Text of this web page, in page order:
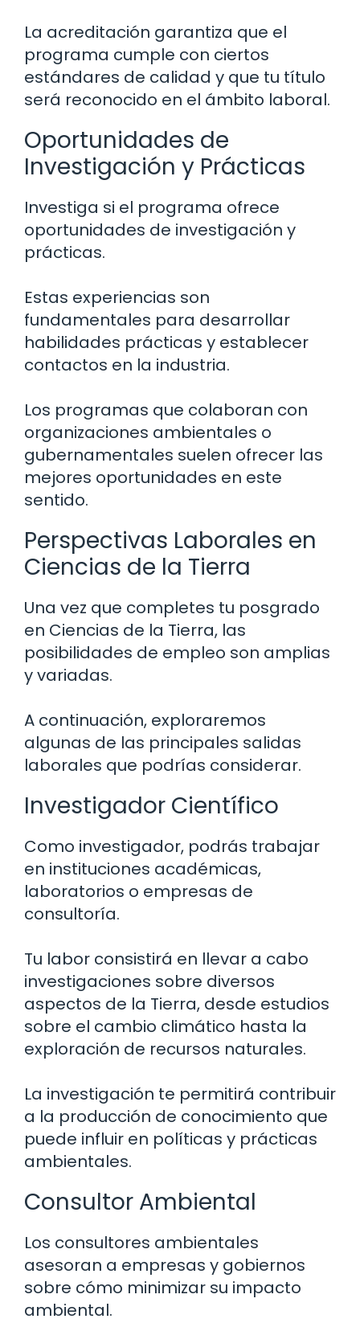
La acreditación garantiza que el
programa cumple con ciertos
estándares de calidad y que tu título
será reconocido en el ámbito laboral.
Oportunidades de
Investigación y Prácticas
Investiga si el programa ofrece
oportunidades de investigación y
prácticas.
Estas experiencias son
fundamentales para desarrollar
habilidades prácticas y establecer
contactos en la industria.
Los programas que colaboran con
organizaciones ambientales o
gubernamentales suelen ofrecer las
mejores oportunidades en este
sentido.
Perspectivas Laborales en
Ciencias de la Tierra
Una vez que completes tu posgrado
en Ciencias de la Tierra, las
posibilidades de empleo son amplias
y variadas.
A continuación, exploraremos
algunas de las principales salidas
laborales que podrías considerar.
Investigador Científico
Como investigador, podrás trabajar
en instituciones académicas,
laboratorios o empresas de
consultoría.
Tu labor consistirá en llevar a cabo
investigaciones sobre diversos
aspectos de la Tierra, desde estudios
sobre el cambio climático hasta la
exploración de recursos naturales.
La investigación te permitirá contribuir
a la producción de conocimiento que
puede influir en políticas y prácticas
ambientales.
Consultor Ambiental
Los consultores ambientales
asesoran a empresas y gobiernos
sobre cómo minimizar su impacto
ambiental.